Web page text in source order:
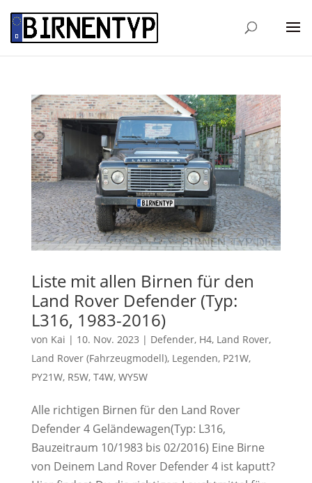
Liste mit allen Birnen für den
Land Rover Defender (Typ:
L316, 1983-2016)
von Kai | 10. Nov. 2023 | Defender, H4, Land Rover,
Land Rover (Fahrzeugmodell), Legenden, P21W,
PY21W, R5W, T4W, WY5W
Alle richtigen Birnen für den Land Rover
Defender 4 Geländewagen(Typ: L316,
Bauzeitraum 10/1983 bis 02/2016) Eine Birne
von Deinem Land Rover Defender 4 ist kaputt?